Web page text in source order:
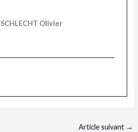
SCHLECHT Olivier
Article suivant →